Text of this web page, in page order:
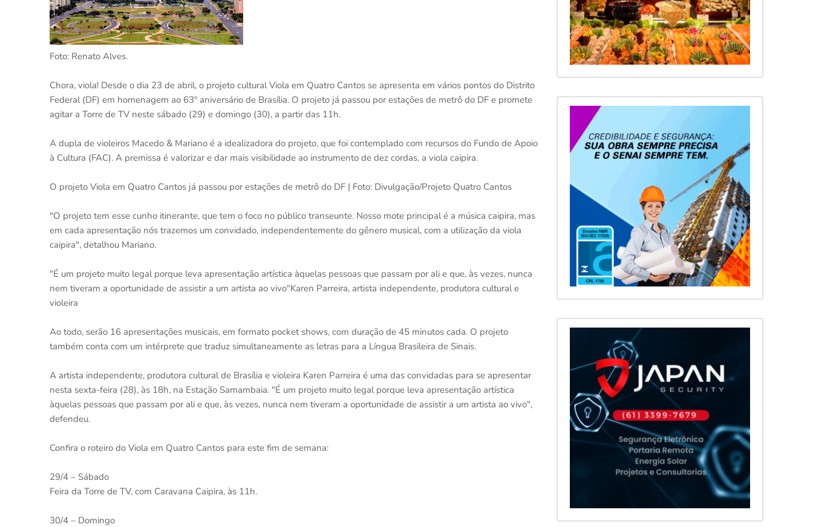
Foto: Renato Alves.
Chora, viola! Desde o dia 23 de abril, o projeto cultural Viola em Quatro Cantos se apresenta em vários pontos do Distrito
Federal (DF) em homenagem ao 63º aniversário de Brasília. O projeto já passou por estações de metrô do DF e promete
agitar a Torre de TV neste sábado (29) e domingo (30), a partir das 11h.
A dupla de violeiros Macedo & Mariano é a idealizadora do projeto, que foi contemplado com recursos do Fundo de Apoio
à Cultura (FAC). A premissa é valorizar e dar mais visibilidade ao instrumento de dez cordas, a viola caipira.
O projeto Viola em Quatro Cantos já passou por estações de metrô do DF | Foto: Divulgação/Projeto Quatro Cantos
"O projeto tem esse cunho itinerante, que tem o foco no público transeunte. Nosso mote principal é a música caipira, mas
em cada apresentação nós trazemos um convidado, independentemente do gênero musical, com a utilização da viola
caipira", detalhou Mariano.
"É um projeto muito legal porque leva apresentação artística àquelas pessoas que passam por ali e que, às vezes, nunca
nem tiveram a oportunidade de assistir a um artista ao vivo"Karen Parreira, artista independente, produtora cultural e
violeira
Ao todo, serão 16 apresentações musicais, em formato pocket shows, com duração de 45 minutos cada. O projeto
também conta com um intérprete que traduz simultaneamente as letras para a Língua Brasileira de Sinais.
A artista independente, produtora cultural de Brasília e violeira Karen Parreira é uma das convidadas para se apresentar
nesta sexta-feira (28), às 18h, na Estação Samambaia. "É um projeto muito legal porque leva apresentação artística
àquelas pessoas que passam por ali e que, às vezes, nunca nem tiveram a oportunidade de assistir a um artista ao vivo",
defendeu.
Confira o roteiro do Viola em Quatro Cantos para este fim de semana:
29/4 – Sábado
Feira da Torre de TV, com Caravana Caipira, às 11h.
30/4 – Domingo